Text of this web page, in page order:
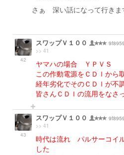
さぁ 深い話になって行きま
42
スワップＶ１００
>> 41
ヤマハの場合 ＹＰＶＳ
この作動電源をＣＤＩから
経年劣化でそのＣＤＩが不
皆さんＣＤＩの流用をなさ
43
スワップＶ１００
>> 41
時代は流れ パルサーコイ
した